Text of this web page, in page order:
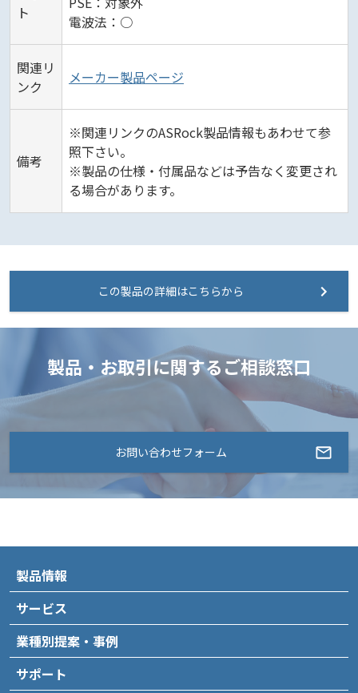
ト
電波法：○
関連リ
ンク
メーカー製品ページ
備考
※関連リンクのASRock製品情報もあわせて参
照下さい。
※製品の仕様・付属品などは予告なく変更され
る場合があります。
この製品の詳細はこちらから
製品・お取引に関するご相談窓口
お問い合わせフォーム
製品情報
サービス
業種別提案・事例
サポート